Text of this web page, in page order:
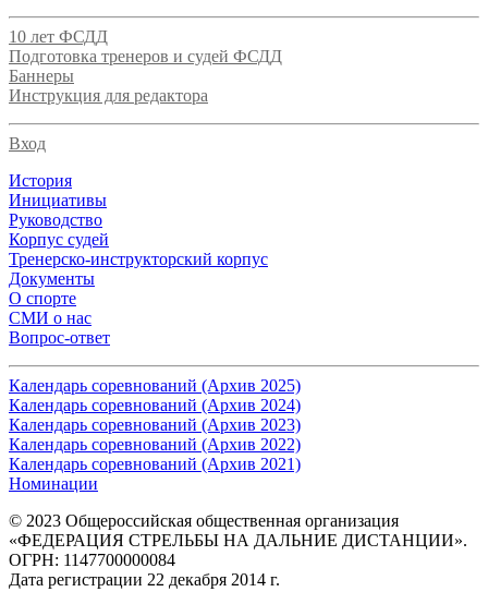
10 лет ФСДД
Подготовка тренеров и судей ФСДД
Баннеры
Инструкция для редактора
Вход
История
Инициативы
Руководство
Корпус судей
Тренерско-инструкторский корпус
Документы
О спорте
СМИ о нас
Вопрос-ответ
Календарь соревнований (Архив 2025)
Календарь соревнований (Архив 2024)
Календарь соревнований (Архив 2023)
Календарь соревнований (Архив 2022)
Календарь соревнований (Архив 2021)
Номинации
© 2023 Общероссийская общественная организация
«ФЕДЕРАЦИЯ СТРЕЛЬБЫ НА ДАЛЬНИЕ ДИСТАНЦИИ».
ОГРН: 1147700000084
Дата регистрации 22 декабря 2014 г.